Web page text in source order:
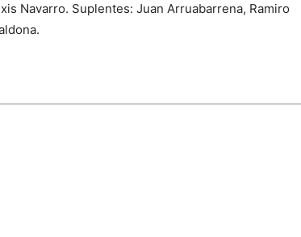
Navarro. Suplentes: Juan Arruabarrena, Ramiro